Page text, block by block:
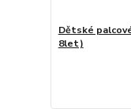
Dětské
8let)